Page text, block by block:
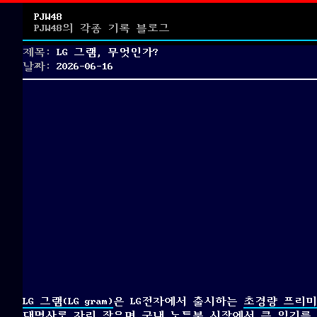
PJW48
PJW48의 각종 기록 블로그
제목:
LG 그램, 무엇인가?
날짜:
Posted
on
2026-06-16
LG 그램(LG gram)은 LG전자에서 출시하는 초경량 프리